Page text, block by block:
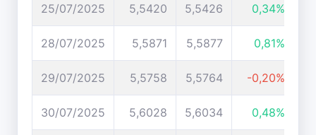
25/07/2025 5,5420 5,5426 0,34%
28/07/2025 5,5871 5,5877 0,81%
29/07/2025 5,5758 5,5764 -0,20%
30/07/2025 5,6028 5,6034 0,48%